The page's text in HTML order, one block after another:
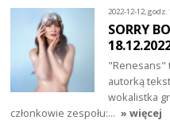
2022-12-12, godz.
SORRY
"Renesans"
autorką
wokalistka
członkowie zespołu:… » więcej